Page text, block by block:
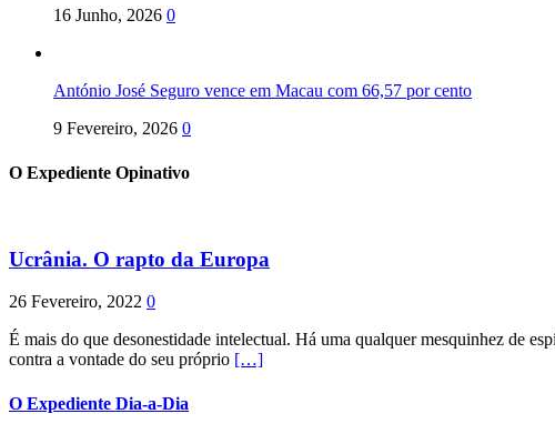
16 Junho, 2026 0
António José Seguro vence em Macau com 66,57 por cento
9 Fevereiro, 2026 0
O Expediente Opinativo
Ucrânia. O rapto da Europa
26 Fevereiro, 2022 0
É mais do que desonestidade intelectual. Há uma qualquer mesquinhez de
contra a vontade do seu próprio […]
O Expediente Dia-a-Dia